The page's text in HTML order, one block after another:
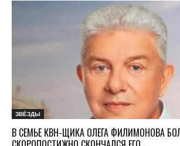
ЗВЁЗДЫ
В СЕМЬЕ КВН-ЩИКА ОЛЕГА ФИЛИМОНОВА